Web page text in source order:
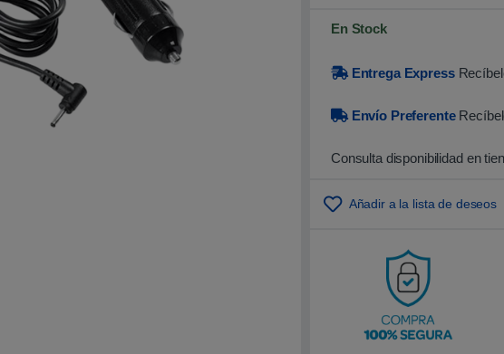
s
p
En Stock
Entrega Express
Envío Preferente
Consulta disponibilidad en
Añadir a la lista de deseos